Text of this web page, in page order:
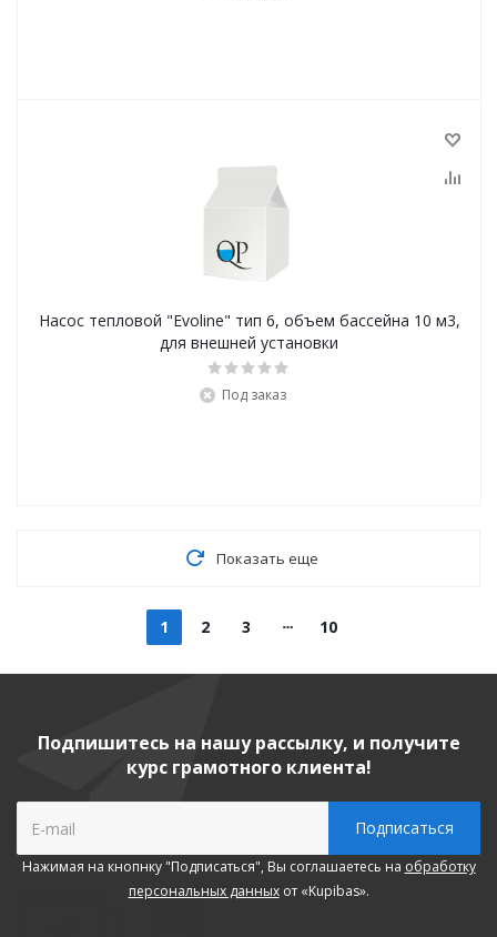
Насос тепловой "Evoline" тип 6, объем бассейна 10 м3,
для внешней установки
Под заказ
Показать еще
1 2 3 10
Подпишитесь на нашу рассылку, и получите
курс грамотного клиента!
Нажимая на кнопнку "Подписаться", Вы соглашаетесь на обработку
персональных данныхот «Kupibas».